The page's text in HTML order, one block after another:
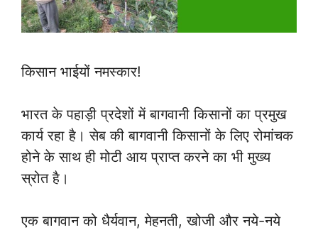
किसान भाईयों नमस्कार!
भारत के पहाड़ी प्रदेशों में बागवानी किसानों का प्रमुख
कार्य रहा है। सेब की बागवानी किसानों के लिए रोमांचक
होने के साथ ही मोटी आय प्राप्त करने का भी मुख्य
स्रोत है।
एक बागवान को धैर्यवान, मेहनती, खोजी और नये-नये